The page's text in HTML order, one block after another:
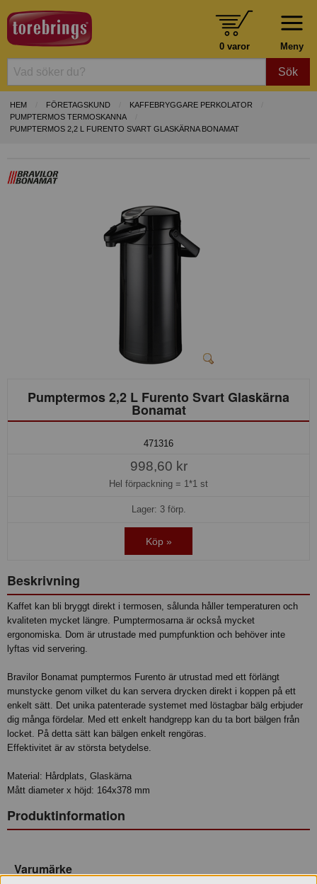
Meny
0 varor
Sök
HEM FÖRETAGSKUND
KAFFEBRYGGARE PERKOLATOR
PUMPTERMOS TERMOSKANNA
PUMPTERMOS 2,2 L FURENTO SVART GLASKÄRNA BONAMAT
Pumptermos 2,2 L Furento Svart Glaskärna
Bonamat
471316
998,60 kr
Hel förpackning = 1*1 st
Lager: 3 förp.
Köp »
Beskrivning
Kaffet kan bli bryggt direkt i termosen, sålunda håller temperaturen och
kvaliteten mycket längre. Pumptermosarna är också mycket
ergonomiska. Dom är utrustade med pumpfunktion och behöver inte
lyftas vid servering.
Bravilor Bonamat pumptermos Furento är utrustad med ett förlängt
munstycke genom vilket du kan servera drycken direkt i koppen på ett
enkelt sätt. Det unika patenterade systemet med löstagbar bälg erbjuder
dig många fördelar. Med ett enkelt handgrepp kan du ta bort bälgen från
locket. På detta sätt kan bälgen enkelt rengöras.
Effektivitet är av största betydelse.
Material: Hårdplats, Glaskärna
Mått diameter x höjd: 164x378 mm
Produktinformation
Varumärke